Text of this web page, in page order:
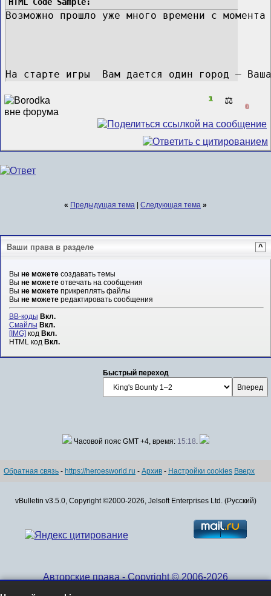
Возможно прошло уже много времени с
На старте игры  Вам дается один город —
1 ⚖️
0
« Предыдущая тема Следующая тема »
Ваши права в разделе ^
Вы не можетесоздавать темы
Вы не можетеотвечать на сообщения
Вы не можетеприкреплять файлы
Вы не можетередактировать сообщения
BB-коды Вкл.
Смайлы Вкл.
[IMG]код Вкл.
HTML код Вкл.
Быстрый переход
Часовой пояс GMT +4, время: 15:18.
Обратная связь - https://heroesworld.ru - Архив - Настройки cookies Вверх
vBulletin v3.5.0, Copyright ©2000-2026, Jelsoft Enterprises Ltd. (Русский)
Авторские права - Copyright © 2006-2026